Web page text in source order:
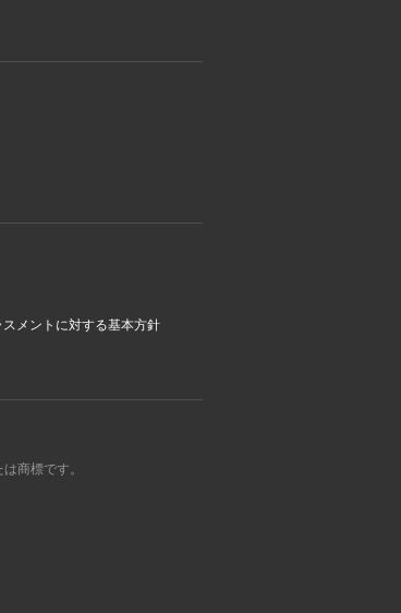
メントに対する基本方針
商標です。